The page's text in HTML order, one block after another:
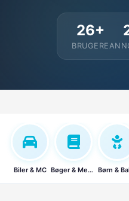
26+
BRUGERE
Biler & MC Bøger & Media Børn &